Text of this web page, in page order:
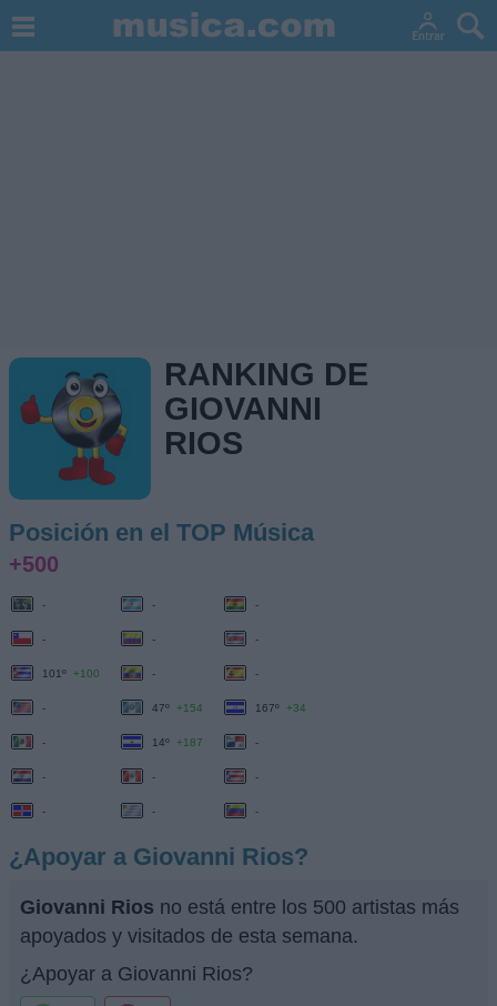
RANKING DE
GIOVANNI
RIOS
Posición en el TOP Música
+500
- - -
- - -
101º +100 - -
- 47º +154 167º +34
- 14º +187 -
- - -
- - -
¿Apoyar a Giovanni Rios?
Giovanni Rios no está entre los 500 artistas más
apoyados y visitados de esta semana.
¿Apoyar a Giovanni Rios?